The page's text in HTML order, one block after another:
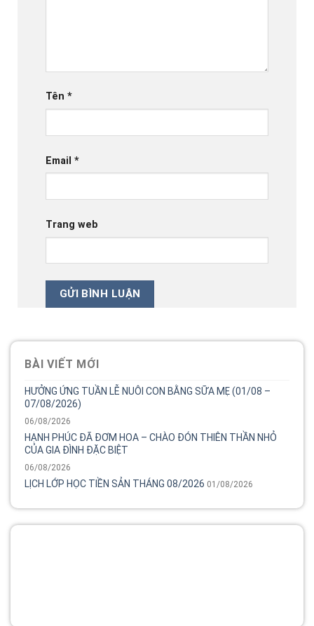
Tên *
Email *
Trang web
BÀI VIẾT MỚI
HƯỞNG ỨNG TUẦN LỄ NUÔI CON BẰNG SỮA MẸ (01/08 –
07/08/2026)
06/08/2026
HẠNH PHÚC ĐÃ ĐƠM HOA – CHÀO ĐÓN THIÊN THẦN NHỎ
CỦA GIA ĐÌNH ĐẶC BIỆT
06/08/2026
LỊCH LỚP HỌC TIỀN SẢN THÁNG 08/2026 01/08/2026